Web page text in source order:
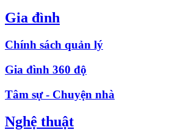
Gia đình
Chính sách quản lý
Gia đình 360 độ
Tâm sự - Chuyện nhà
Nghệ thuật